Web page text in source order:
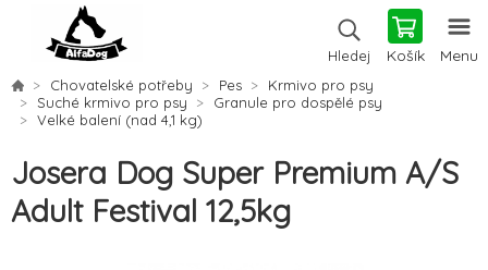
Hledej Košík Menu
Chovatelské potřeby Pes
Krmivo pro psy
Suché krmivo pro psy
Granule pro dospělé psy
Velké balení (nad 4,1 kg)
Josera Dog Super Premium A/S
Adult Festival 12,5kg